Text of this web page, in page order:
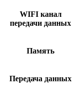
WIFI канал
передачи данных
Память
Передача данных